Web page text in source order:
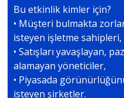
Bu etkinlik kimler için?
• Müşteri bulmakta
isteyen işletme sahipleri,
• Satışları yavaşlayan,
alamayan yöneticiler,
• Piyasada
isteyen şirketler.